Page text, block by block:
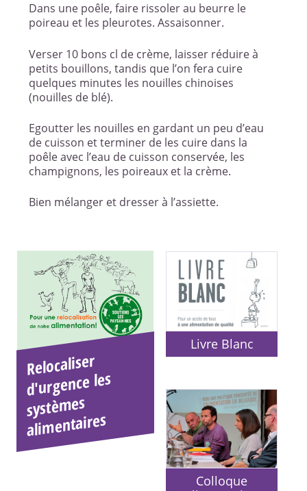
Dans une poêle, faire rissoler au beurre le
poireau et les pleurotes. Assaisonner.
Verser 10 bons cl de crème, laisser réduire à
petits bouillons, tandis que l’on fera cuire
quelques minutes les nouilles chinoises
(nouilles de blé).
Egoutter les nouilles en gardant un peu d’eau
de cuisson et terminer de les cuire dans la
poêle avec l’eau de cuisson conservée, les
champignons, les poireaux et la crème.
Bien mélanger et dresser à l’assiette.
Relocaliser
d'urgence les
systè
mes
ali
mentaires
Livre Blanc
Colloque